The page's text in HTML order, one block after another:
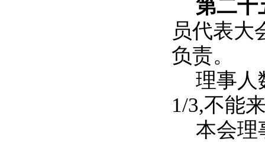
第二十
员代表大
负责。
理事人
1/3,不能
本会理